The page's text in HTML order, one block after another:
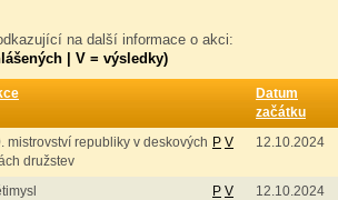
na další informace o akci:
| V = výsledky)
Datum
začátku
mistrovství republiky v deskových
družstev
P V 12.10.2024
P V 12.10.2024